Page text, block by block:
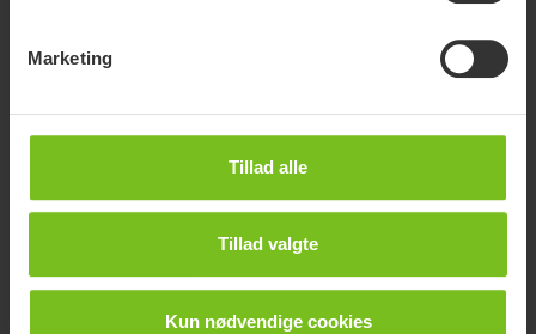
Marketing
Tillad alle
Tillad valgte
Kun nødvendige cookies